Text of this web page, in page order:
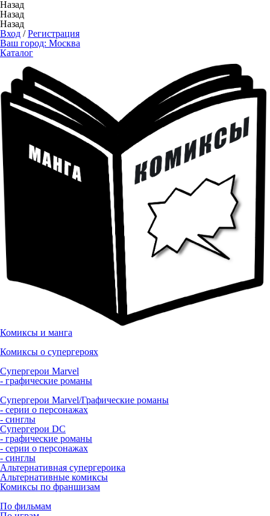
Назад
Назад
Назад
Вход /Регистрация
Ваш город: Москва
Каталог
Комиксы и манга
Комиксы о супергероях
Супергерои Marvel
- графические романы
Супергерои Marvel/Графические романы
- серии о персонажах
- синглы
Супергерои DC
- графические романы
- серии о персонажах
- синглы
Альтернативная супергероика
Альтернативные комиксы
Комиксы по франшизам
По фильмам